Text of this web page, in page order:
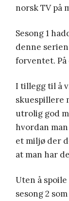
norsk TV på
Sesong 1
denne
forventet. På
I tillegg til å
skuespillere
utrolig god
hvordan
et miljø der
at man har
Uten å
sesong 2